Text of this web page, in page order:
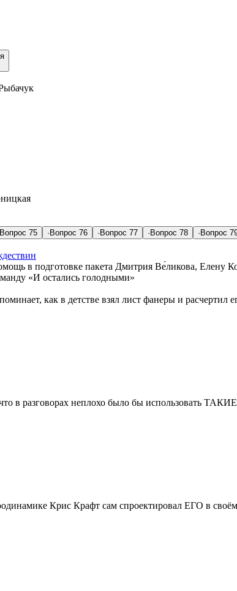
Вопрос 75 · Вопрос 76 · Вопрос 77 · Вопрос 78 · Вопрос
в подготовке пакета Дмитрия Ве́ликова,
«И остались голодными»
как в детстве взял лист фанеры и
в разговорах неплохо было бы использовать
Крис Крафт сам спроектировал ЕГО в